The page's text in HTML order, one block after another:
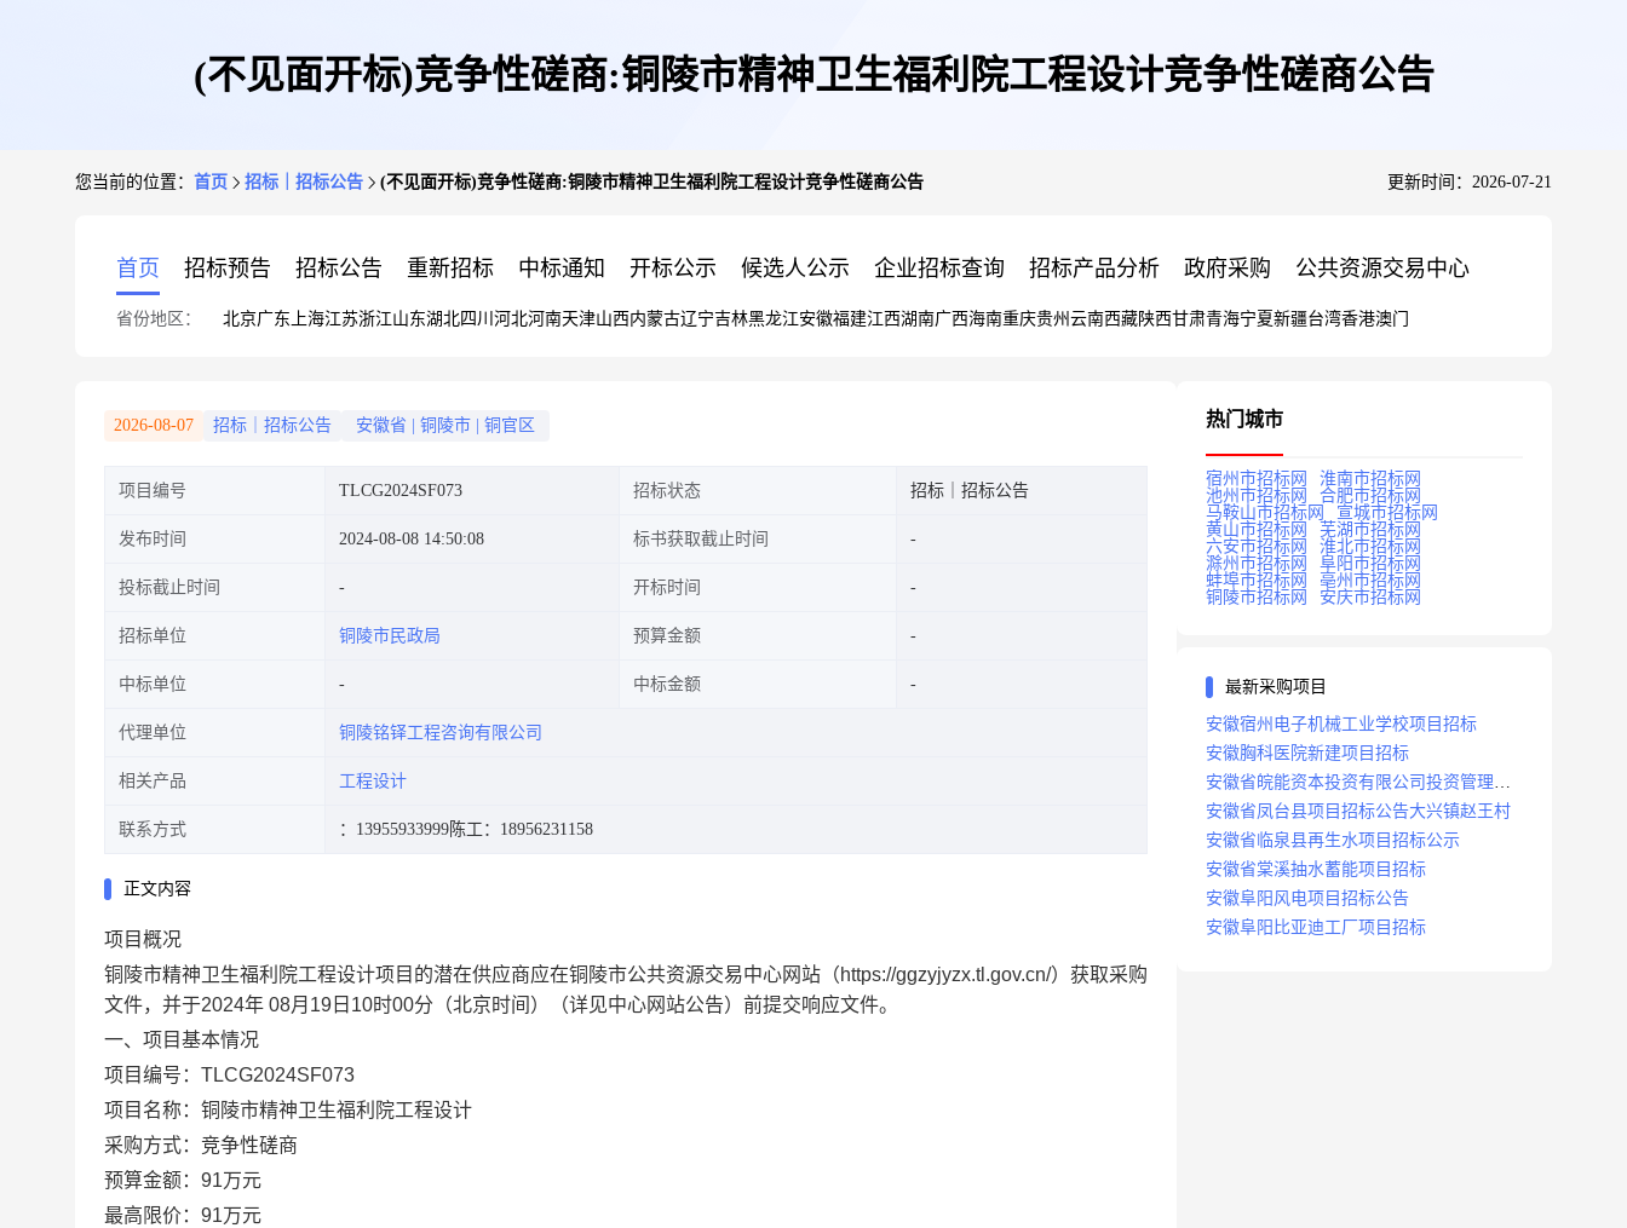
(不见面开标)竞争性磋商:铜陵市精神卫生福利院工程设计竞争性磋商公告
您当前的位置： 首页 招标｜招标公告 (不见面开标)竞争性磋商:铜陵市精神卫生福利院工程设计竞争性磋商公告 更新时间：2026-07-21
首页 招标预告 招标公告 重新招标 中标通知 开标公示 候选人公示 企业招标查询 招标产品分析 政府采购 公共资源交易中心
省份地区： 北京广东 上海江苏浙江山东湖北四川 河北河南天津山西内蒙古辽宁吉林黑龙江安徽福建江西湖南广西海南重庆贵州 云南西藏陕西甘肃青海宁夏新疆台湾香港澳门
2026-08-07 招标｜招标公告 安徽省 铜陵市 铜官区
项目编号 TLCG2024SF073 招标状态 招标｜招标公告
发布时间 2024-08-08 14:50:08 标书获取截止时间
投标截止时间 开标时间
招标单位 铜陵市民政局 预算金额
中标单位 中标金额
代理单位 铜陵铭铎工程咨询有限公司
相关产品 工程设计
联系方式 ：13955933999陈工：18956231158
正文内容
项目概况
铜陵市精神卫生福利院工程设计项目的潜在供应商应在铜陵市公共资源交易中心网站（https://ggzyjyzx.tl.gov.cn/）获取采购
文件，并于2024年 08月19日10时00分（北京时间）（详见中心网站公告）前提交响应文件。
一、项目基本情况
项目编号：TLCG2024SF073
项目名称：铜陵市精神卫生福利院工程设计
采购方式：竞争性磋商
预算金额：91万元
最高限价：91万元
热门城市
宿州市招标网
淮南市招标网
池州市招标网
合肥市招标网
马鞍山市招标网
宣城市招标网
黄山市招标网
芜湖市招标网
六安市招标网
淮北市招标网
滁州市招标网
阜阳市招标网
蚌埠市招标网
亳州市招标网
铜陵市招标网
安庆市招标网
最新采购项目
安徽宿州电子机械工业学校项目招标
安徽胸科医院新建项目招标
安徽省皖能资本投资有限公司投资管理系
统建设项目招标
安徽省凤台县项目招标公告大兴镇赵王村
安徽省临泉县再生水项目招标公示
安徽省棠溪抽水蓄能项目招标
安徽阜阳风电项目招标公告
安徽阜阳比亚迪工厂项目招标